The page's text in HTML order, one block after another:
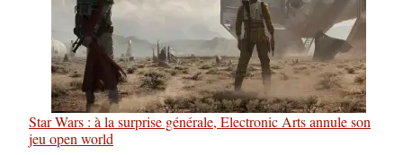
Star Wars : à la surprise générale, Electronic Arts annule son
jeu open world